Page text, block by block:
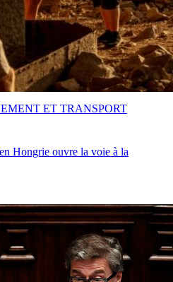
Hongrie ouvre la voie à la
ET TRANSPORT